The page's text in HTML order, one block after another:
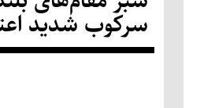
سرکوب شدید